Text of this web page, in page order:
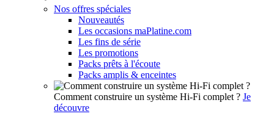
Nos offres spéciales
Nouveautés
Les occasions maPlatine.com
Les fins de série
Les promotions
Packs prêts à l'écoute
Packs amplis & enceintes
Comment construire un système Hi-Fi complet ? Je
découvre